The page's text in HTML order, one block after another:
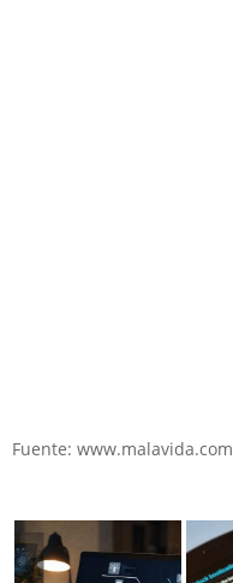
Fuente: www.malavida.com